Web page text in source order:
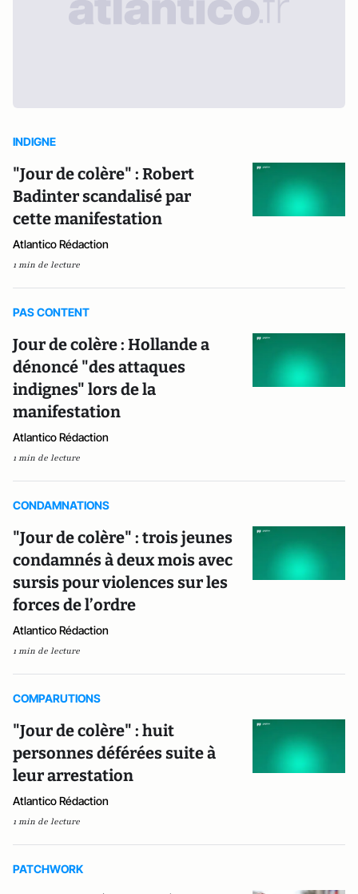
INDIGNE
"Jour de colère" : Robert
Badinter scandalisé par
cette manifestation
Atlantico Rédaction
1 min de lecture
PAS CONTENT
Jour de colère : Hollande a
dénoncé "des attaques
indignes" lors de la
manifestation
Atlantico Rédaction
1 min de lecture
CONDAMNATIONS
"Jour de colère" : trois jeunes
condamnés à deux mois avec
sursis pour violences sur les
forces de l’ordre
Atlantico Rédaction
1 min de lecture
COMPARUTIONS
"Jour de colère" : huit
personnes déférées suite à
leur arrestation
Atlantico Rédaction
1 min de lecture
PATCHWORK